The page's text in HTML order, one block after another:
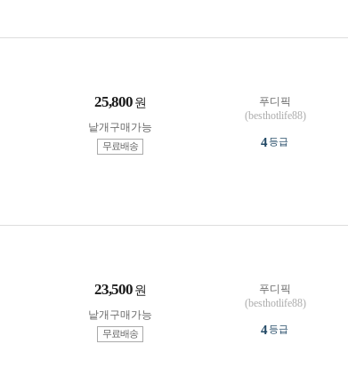
25,800 원
낱개구매가능
무료배송
푸디픽
(besthotlife88)
4등급
23,500 원
낱개구매가능
무료배송
푸디픽
(besthotlife88)
4등급